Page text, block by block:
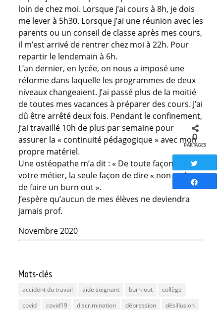
loin de chez moi. Lorsque j’ai cours à 8h, je dois
me lever à 5h30. Lorsque j’ai une réunion avec les
parents ou un conseil de classe après mes cours,
il m’est arrivé de rentrer chez moi à 22h. Pour
repartir le lendemain à 6h.
L’an dernier, en lycée, on nous a imposé une
réforme dans laquelle les programmes de deux
niveaux changeaient. J’ai passé plus de la moitié
de toutes mes vacances à préparer des cours. J’ai
dû être arrêté deux fois. Pendant le confinement,
j’ai travaillé 10h de plus par semaine pour
assurer la « continuité pédagogique » avec mon
propre matériel.
Une ostéopathe m’a dit : « De toute façon, dans
votre métier, la seule façon de dire « non », c’est
de faire un burn out ».
J’espère qu’aucun de mes élèves ne deviendra
jamais prof.
Novembre 2020
Mots-clés
accident du travail aide soignant burn-out
collège
covid
covid19 discrimination dépression
désillusion
0
PARTAGES